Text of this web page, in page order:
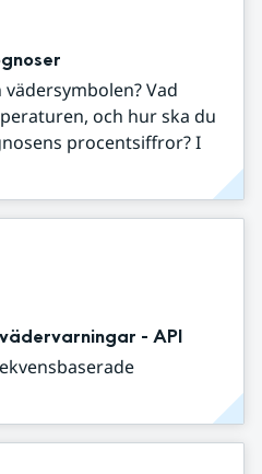
Vad
och hur ska du
procentsiffror? I
- API